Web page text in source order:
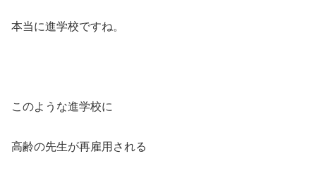
本当に進学校ですね。
このような進学校に
高齢の先生が再雇用される